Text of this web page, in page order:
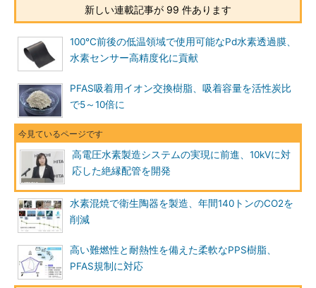
新しい連載記事が 99 件あります
100℃前後の低温領域で使用可能なPd水素透過膜、
水素センサー高精度化に貢献
PFAS吸着用イオン交換樹脂、吸着容量を活性炭比
で5～10倍に
高電圧水素製造システムの実現に前進、10kVに対
応した絶縁配管を開発
水素混焼で衛生陶器を製造、年間140トンのCO2を
削減
高い難燃性と耐熱性を備えた柔軟なPPS樹脂、
PFAS規制に対応